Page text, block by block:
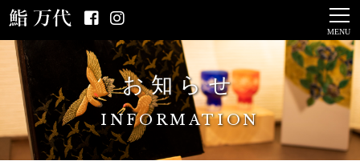
MENU
お知らせ
INFORMATION